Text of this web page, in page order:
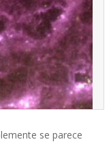
se parece